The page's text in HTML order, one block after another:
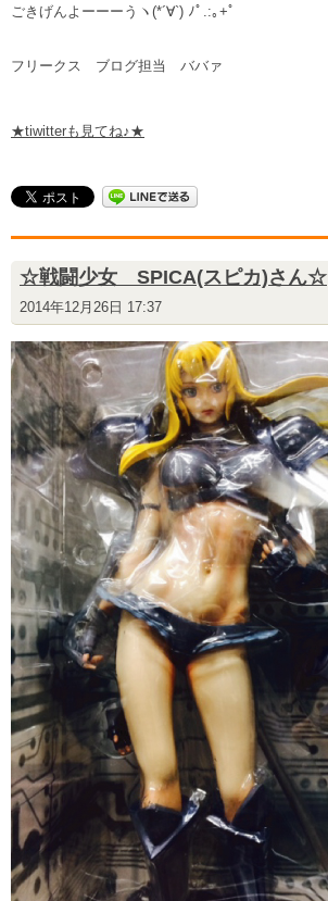
ごきげんよーーーうヽ(*´∀`) ﾉﾟ.:｡+ﾟ
フリークス ブログ担当 ババァ
★tiwitterも見てね♪★
☆戦闘少女 SPICA(スピカ)さん☆
2014年12月26日 17:37